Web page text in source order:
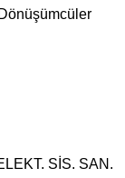
SİS. SAN.